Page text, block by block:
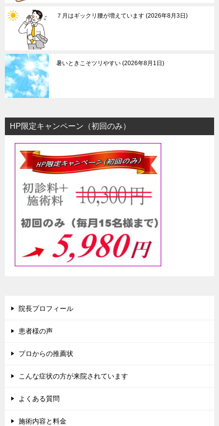
ン
７月はギックリ腰が増えています 2026年8月3日
暑いときこそツリやすい 2026年8月1日
HP限定キャンペーン（初回のみ）
院長プロフィール
患者様の声
プロからの推薦状
こんな症状の方が来院されています
よくある質問
施術内容と料金